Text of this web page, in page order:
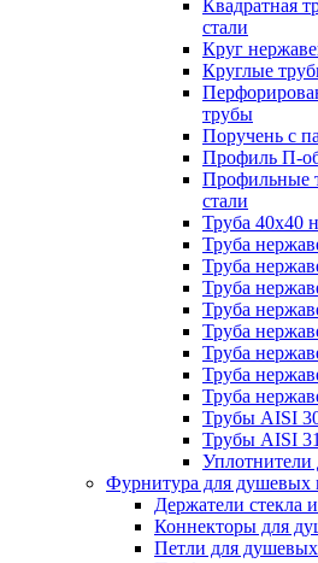
Квадратная
стали
Круг
Круглые
трубы
Поручень с
Профиль П-
Профильные
стали
Труба 40х40
Труба
Труба
Труба
Труба
Труба
Труба
Труба
Труба
Трубы AISI
Трубы AISI
Уплотнители
Фурнитура для душевых
Держатели стекла
Коннекторы для
Петли для